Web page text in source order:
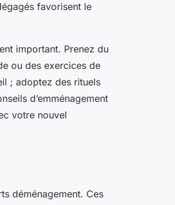
favorisent le
important. Prenez du
ou des exercices de
; adoptez des rituels
d’emménagement
votre nouvel
déménagement. Ces